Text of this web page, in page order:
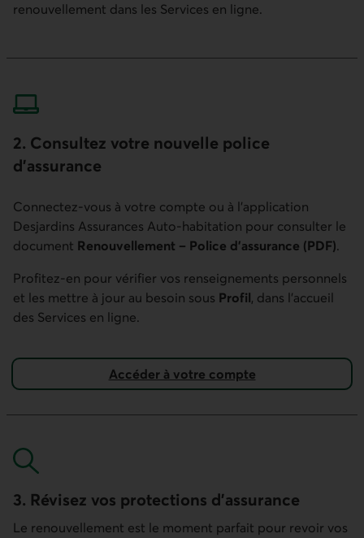
renouvellement dans les Services en ligne.
2. Consultez votre nouvelle police
d’assurance
Connectez-vous à votre compte ou à l’application
Desjardins Assurances Auto-habitation pour consulter le
document Renouvellement – Police d’assurance (PDF).
Profitez-en pour vérifier vos renseignements personnels
et les mettre à jour au besoin sous Profil, dans l’accueil
des Services en ligne.
Accéder à votre compte
3. Révisez vos protections d’assurance
Le renouvellement est le moment parfait pour revoir vos